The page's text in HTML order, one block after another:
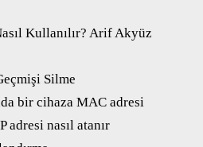
Kullanılır? Arif Akyüz
Silme
bir cihaza MAC adresi
nasıl atanır